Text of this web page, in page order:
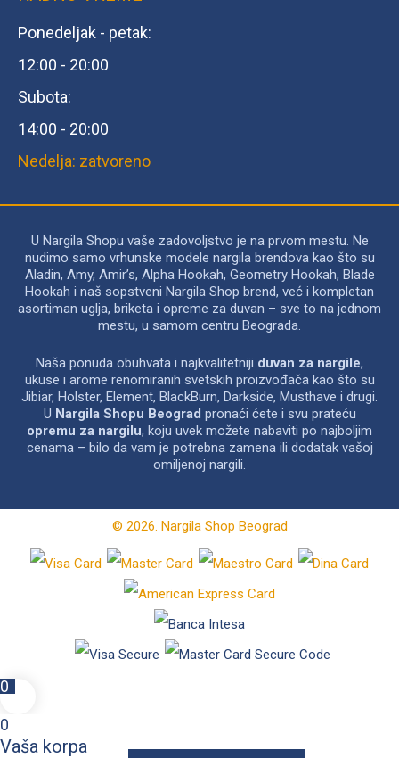
Ponedeljak - petak:
12:00 - 20:00
Subota:
14:00 - 20:00
Nedelja: zatvoreno
U Nargila Shopu vaše zadovoljstvo je na prvom mestu. Ne
nudimo samo vrhunske modele nargila brendova kao što su
Aladin, Amy, Amir’s, Alpha Hookah, Geometry Hookah, Blade
Hookah i naš sopstveni Nargila Shop brend, već i kompletan
asortiman uglja, briketa i opreme za duvan – sve to na jednom
mestu, u samom centru Beograda.
Naša ponuda obuhvata i najkvalitetniji duvan za nargile,
ukuse i arome renomiranih svetskih proizvođača kao što su
Jibiar, Holster, Element, BlackBurn, Darkside, Musthave i drugi.
U Nargila Shopu Beograd pronaći ćete i svu prateću
opremu za nargilu, koju uvek možete nabaviti po najboljim
cenama – bilo da vam je potrebna zamena ili dodatak vašoj
omiljenoj nargili.
© 2026. Nargila Shop Beograd
0
0
Vaša korpa